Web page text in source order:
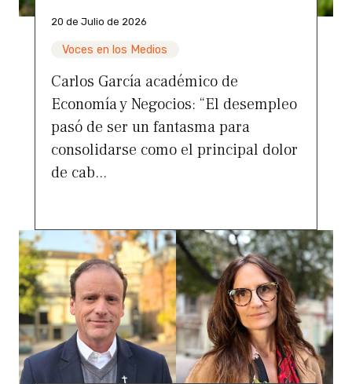
20 de Julio de 2026
Voces en los Medios
Carlos García académico de
Economía y Negocios: “El desempleo
pasó de ser un fantasma para
consolidarse como el principal dolor
de cab...